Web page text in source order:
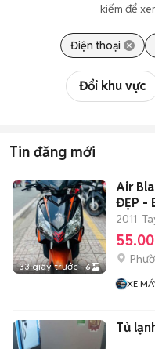
kiếm để
Điện thoại
Đổi khu vực
Tin đăng mới
33 giây trước 6
Air
ĐẸP -
2011
XE
Tủ